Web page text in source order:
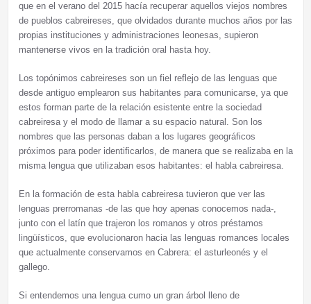
que en el verano del 2015 hacía recuperar aquellos viejos nombres
de pueblos cabreireses, que olvidados durante muchos años por las
propias instituciones y administraciones leonesas, supieron
mantenerse vivos en la tradición oral hasta hoy.
Los topónimos cabreireses son un fiel reflejo de las lenguas que
desde antiguo emplearon sus habitantes para comunicarse, ya que
estos forman parte de la relación esistente entre la sociedad
cabreiresa y el modo de llamar a su espacio natural. Son los
nombres que las personas daban a los lugares geográficos
próximos para poder identificarlos, de manera que se realizaba en la
misma lengua que utilizaban esos habitantes: el habla cabreiresa.
En la formación de esta habla cabreiresa tuvieron que ver las
lenguas prerromanas -de las que hoy apenas conocemos nada-,
junto con el latín que trajeron los romanos y otros préstamos
lingüísticos, que evolucionaron hacia las lenguas romances locales
que actualmente conservamos en Cabrera: el asturleonés y el
gallego.
Si entendemos una lengua cumo un gran árbol lleno de